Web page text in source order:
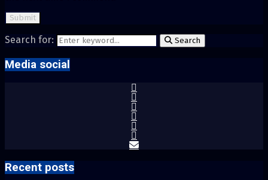
Search for: Search
Media social
Recent posts